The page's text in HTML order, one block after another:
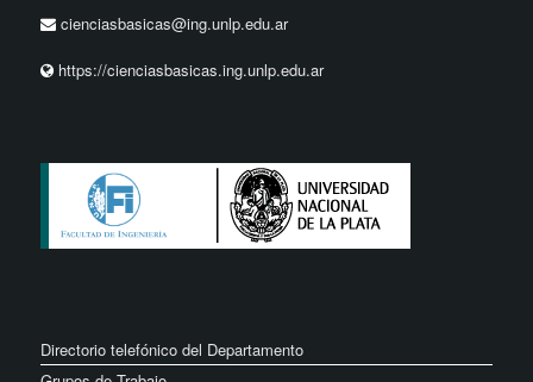
cienciasbasicas@ing.unlp.edu.ar
https://cienciasbasicas.ing.unlp.edu.ar
Directorio telefónico del Departamento